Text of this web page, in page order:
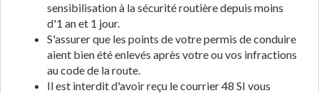
sensibilisation à la sécurité routière depuis moins
d'1 an et 1 jour.
S'assurer que les points de votre permis de conduire
aient bien été enlevés après votre ou vos infractions
au code de la route.
Il est interdit d'avoir reçu le courrier 48 SI vous